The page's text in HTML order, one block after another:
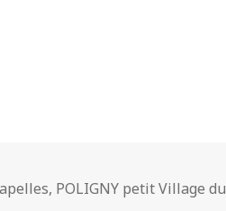
, POLIGNY petit Village du